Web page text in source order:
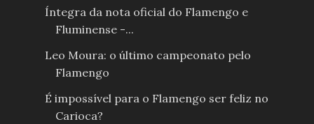
Íntegra da nota oficial do Flamengo e
Fluminense -...
Leo Moura: o último campeonato pelo
Flamengo
É impossível para o Flamengo ser feliz no
Carioca?